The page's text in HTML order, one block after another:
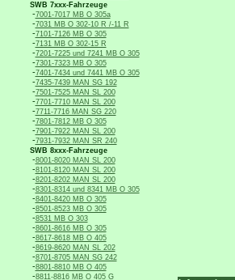
SWB 7xxx-Fahrzeuge
-7001-7017 MB O 305a
-7031 MB O 302-10 R /-11 R
-7101-7126 MB O 305
-7131 MB O 302-15 R
-7201-7225 und 7241 MB O 305
-7301-7323 MB O 305
-7401-7434 und 7441 MB O 305
-7435-7439 MAN SG 192
-7501-7525 MAN SL 200
-7701-7710 MAN SL 200
-7711-7716 MAN SG 220
-7801-7812 MB O 305
-7901-7922 MAN SL 200
-7931-7932 MAN SR 240
SWB 8xxx-Fahrzeuge
-8001-8020 MAN SL 200
-8101-8120 MAN SL 200
-8201-8202 MAN SL 200
-8301-8314 und 8341 MB O 305
-8401-8420 MB O 305
-8501-8523 MB O 305
-8531 MB O 303
-8601-8616 MB O 305
-8617-8618 MB O 405
-8619-8620 MAN SL 202
-8701-8705 MAN SG 242
-8801-8810 MB O 405
-8811-8816 MB O 405 G